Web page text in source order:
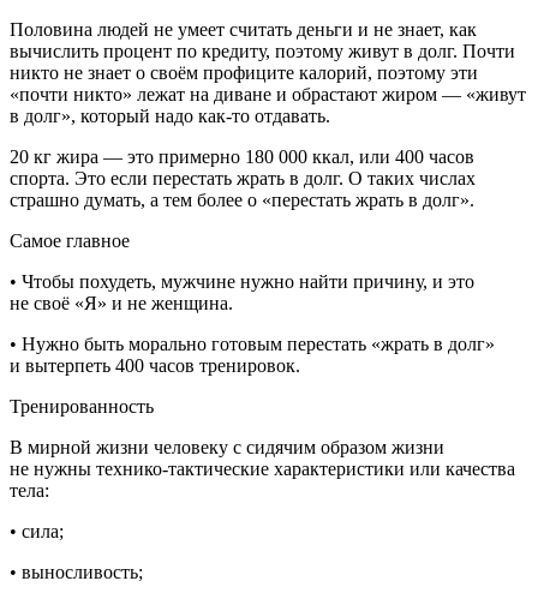
Половина людей не умеет считать деньги и не знает, как
вычислить процент по кредиту, поэтому живут в долг. Почти
никто не знает о своём профиците калорий, поэтому эти
«почти никто» лежат на диване и обрастают жиром — «живут
в долг», который надо как-то отдавать.
20 кг жира — это примерно 180 000 ккал, или 400 часов
спорта. Это если перестать жрать в долг. О таких числах
страшно думать, а тем более о «перестать жрать в долг».
Самое главное
• Чтобы похудеть, мужчине нужно найти причину, и это
не своё «Я» и не женщина.
• Нужно быть морально готовым перестать «жрать в долг»
и вытерпеть 400 часов тренировок.
Тренированность
В мирной жизни человеку с сидячим образом жизни
не нужны технико-тактические характеристики или качества
тела:
• сила;
• выносливость;